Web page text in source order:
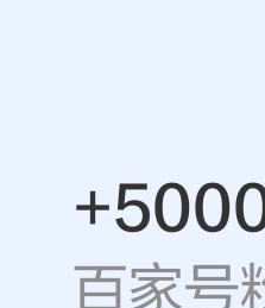
百家号
季特惠